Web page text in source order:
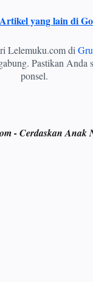
yang lain di
Lelemuku.com di
Pastikan Anda
ponsel.
- Cerdaskan Anak